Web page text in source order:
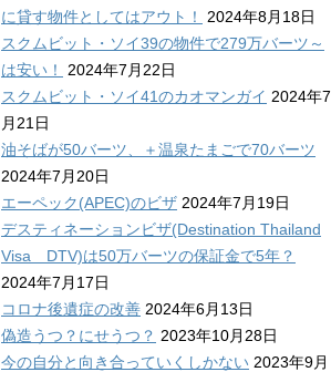
に貸す物件としてはアウト！
2024年8月18日
スクムビット・ソイ39の物件で279万バーツ～
は安い！
2024年7月22日
スクムビット・ソイ41のカオマンガイ 2024年7
月21日
油そばが50バーツ、＋温泉たまごで70バーツ
2024年7月20日
エーペック(APEC)のビザ 2024年7月19日
デスティネーションビザ(Destination Thailand
Visa DTV)は50万バーツの保証金で5年？
2024年7月17日
コロナ後遺症の改善 2024年6月13日
偽造うつ？にせうつ？ 2023年10月28日
今の自分と向き合っていくしかない 2023年9月